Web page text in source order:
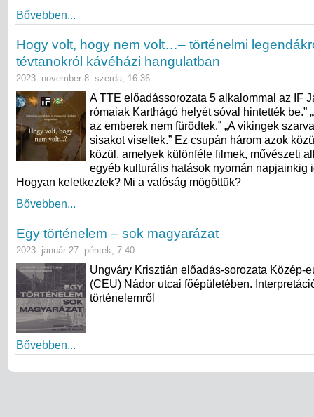
Bővebben...
Hogy volt, hogy nem volt…– történelmi
tévtanokról kávéházi hangulatban
2023. november 8. szerda, 16:36
A TTE előadássorozata 5 alkalommal az IF
rómaiak Karthágó helyét sóval hintették be.”
az emberek nem fürödtek.” „A vikingek
sisakot viseltek.” Ez csupán három azok
közül, amelyek különféle filmek, művészeti
egyéb kulturális hatások nyomán napjainkig
Hogyan keletkeztek? Mi a valóság mögöttük?
Bővebben...
Egy történelem – sok magyarázat
2023. január 27. péntek, 7:40
Ungváry Krisztián előadás-sorozata Közép-
(CEU) Nádor utcai főépületében.
történelemről
Bővebben...